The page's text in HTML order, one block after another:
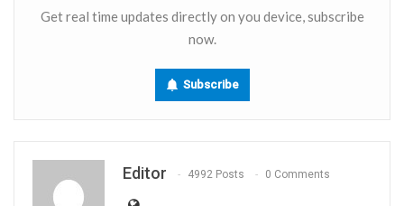
Get real time updates directly on you device, subscribe
now.
Subscribe
Editor 4992 Posts 0 Comments